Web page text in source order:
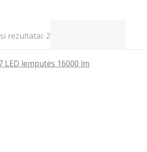
rezultatai: 2
populiarumą